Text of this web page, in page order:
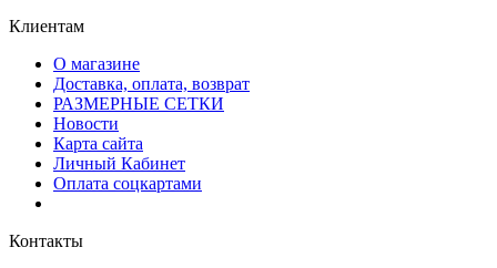
Клиентам
О магазине
Доставка, оплата, возврат
РАЗМЕРНЫЕ СЕТКИ
Новости
Карта сайта
Личный Кабинет
Оплата соцкартами
Контакты